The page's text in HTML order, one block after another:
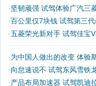
· 坚韧顽强 试驾体验广汽三
·百公里仅7块钱 试驾第三
·五菱荣光新对手 试驾佳宝
· 为中国人做出的改变 体验
· 向怠速说不 试驾东风雪铁
· 产品布局加速器 试驾凯迪